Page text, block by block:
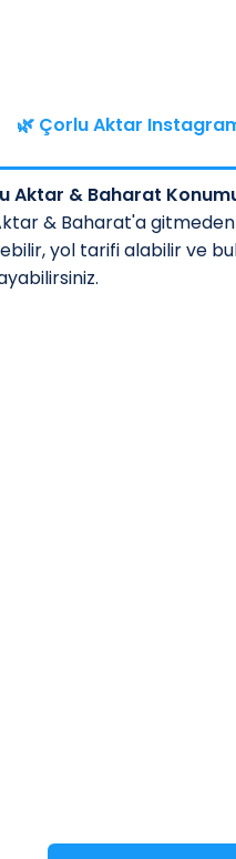
🌿 Çorlu Aktar
Aktar & Baharat
& Baharat'a
yol tarifi alabilir ve